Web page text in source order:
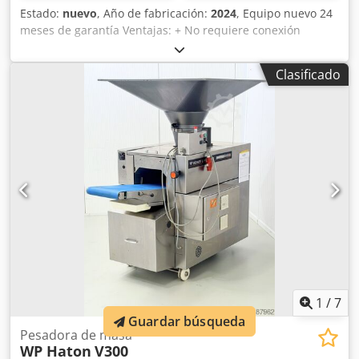
Estado: nuevo, Año de fabricación: 2024, Equipo nuevo 24
meses de garantía Ventajas: + No requiere conexión
eléctrica, no necesita mantenimiento + Ahorra espacio,
cabe incluso en la panadería más pequeña + Fácil de
mantener, construcción robusta + Con cuba redonda para
la división de la masa + División uniforme y manual de la
masa Dedpfx Asivdx Hsirock + Estructura pintada +
Suministro rápido de piezas de repuesto en un plazo de 1
a 2 días hábiles ACCESORIOS de serie, incluidos en el
precio: + 2 cubas para la división de la masa, en las que se
divide y/o se forma la masa Datos técnicos: - Dimensiones
del equipo: 450 x 860 x 2150 mm (ancho x profundidad x
alto) con palanca - Dimensiones de la cuba de división: ø
380 mm, altura 60 mm - Altura de trabajo: aprox. 90 cm -
Divisiones: 30 porciones - Peso por porción: 50 - 170
gramos (depende de la masa) - Cantidad de masa: 1.500 -
5.100 gramos (depende de la masa) - Peso neto: 130 kg
Clasificado
1 /7
Pesadora de masa
WP Haton V300
Guardar búsqueda